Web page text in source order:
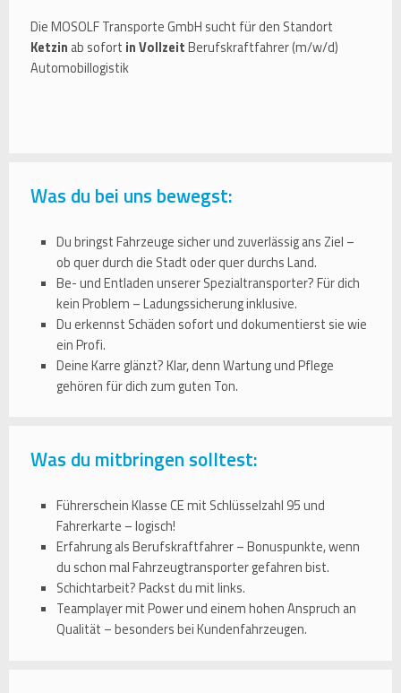
Die MOSOLF Transporte GmbH sucht für den Standort
Ketzin ab sofort in VollzeitBerufskraftfahrer (m/w/d)
Automobillogistik
Was du bei uns bewegst:
Du bringst Fahrzeuge sicher und zuverlässig ans Ziel –
ob quer durch die Stadt oder quer durchs Land.
Be- und Entladen unserer Spezialtransporter? Für dich
kein Problem – Ladungssicherung inklusive.
Du erkennst Schäden sofort und dokumentierst sie wie
ein Profi.
Deine Karre glänzt? Klar, denn Wartung und Pflege
gehören für dich zum guten Ton.
Was du mitbringen solltest:
Führerschein Klasse CE mit Schlüsselzahl 95 und
Fahrerkarte – logisch!
Erfahrung als Berufskraftfahrer – Bonuspunkte, wenn
du schon mal Fahrzeugtransporter gefahren bist.
Schichtarbeit? Packst du mit links.
Teamplayer mit Power und einem hohen Anspruch an
Qualität – besonders bei Kundenfahrzeugen.